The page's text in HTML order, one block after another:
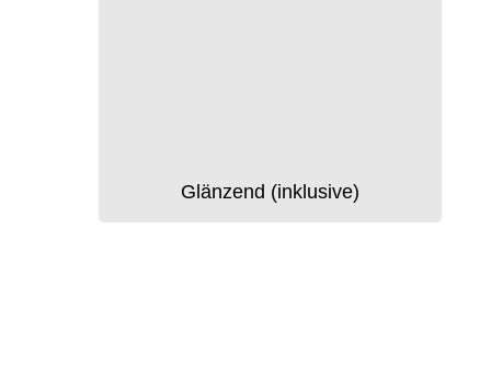
Glänzend (inklusive)